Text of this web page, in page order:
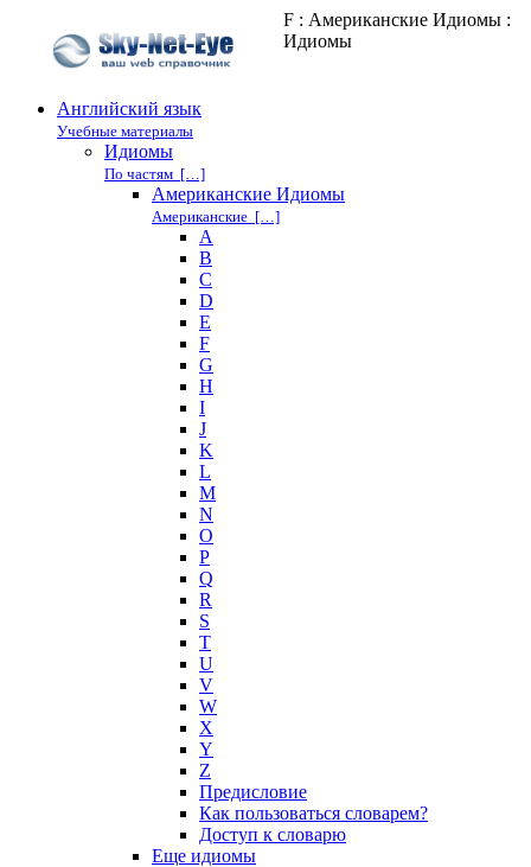
F : Американские Идиомы :
Идиомы
Английский язык
Учебные материалы
Идиомы
По частям […]
Американские Идиомы
Американские […]
A
B
C
D
E
F
G
H
I
J
K
L
M
N
O
P
Q
R
S
T
U
V
W
X
Y
Z
Предисловие
Как пользоваться словарем?
Доступ к словарю
Еще идиомы